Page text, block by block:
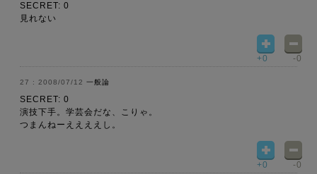
SECRET: 0
見れない
+0 -0
2008/07/12 一般論
SECRET: 0
演技下手。学芸会だな、こりゃ。
つまんねーええええし。
+0 -0